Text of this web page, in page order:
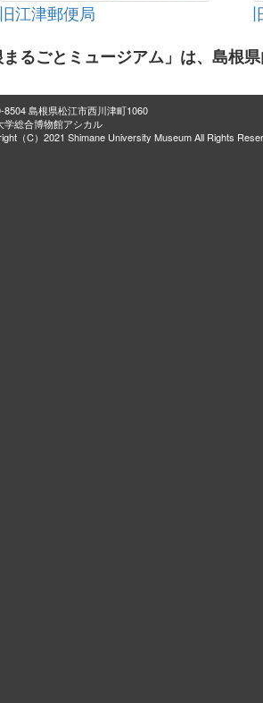
旧江津郵便局
まるごとミュージアム」は、島根
8504 島根県松江市西川津町1060
学総合博物館アシカル
（C）2021 Shimane University Museum All Rights